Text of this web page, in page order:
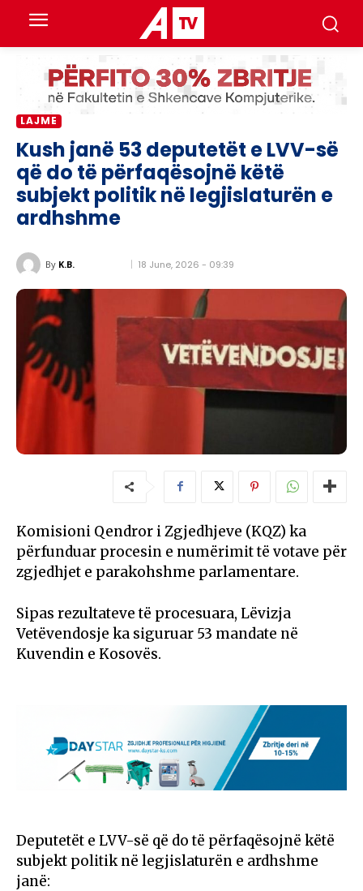
LAJME
Kush janë 53 deputetët e LVV-së
që do të përfaqësojnë këtë
subjekt politik në legjislaturën e
ardhshme
By K.B. 18 June, 2026 - 09:39
Komisioni Qendror i Zgjedhjeve (KQZ) ka
përfunduar procesin e numërimit të votave për
zgjedhjet e parakohshme parlamentare.
Sipas rezultateve të procesuara, Lëvizja
Vetëvendosje ka siguruar 53 mandate në
Kuvendin e Kosovës.
Deputetët e LVV-së që do të përfaqësojnë këtë
subjekt politik në legjislaturën e ardhshme
janë: